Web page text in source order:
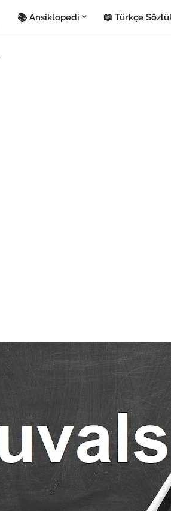
📚 Ansiklopedi 📖 Türkçe